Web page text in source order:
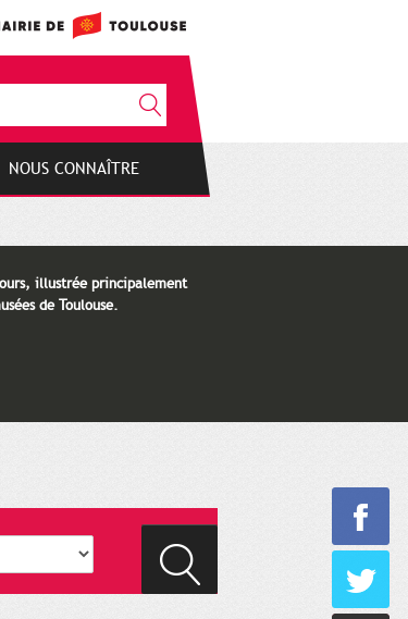
NOUS CONNAÎTRE
illustrée principalement
de Toulouse.